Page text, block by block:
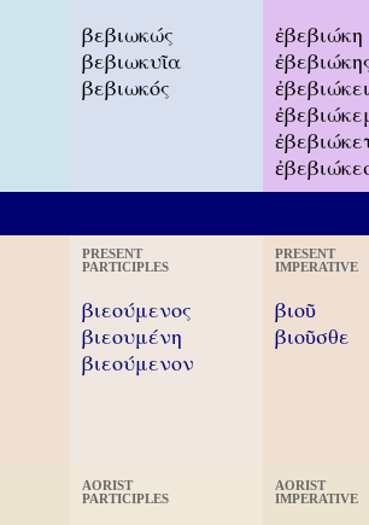
βεβιωκώς
βεβιωκυῖα
βεβιωκός
ἐβεβιώκη
ἐβεβιώκει
PRESENT
PARTICIPLES
βιεούμενος
βιεουμένη
βιεούμενον
PRESENT
IMPERATIVE
βιοῦ
βιοῦσθε
AORIST
PARTICIPLES
AORIST
IMPERATIVE